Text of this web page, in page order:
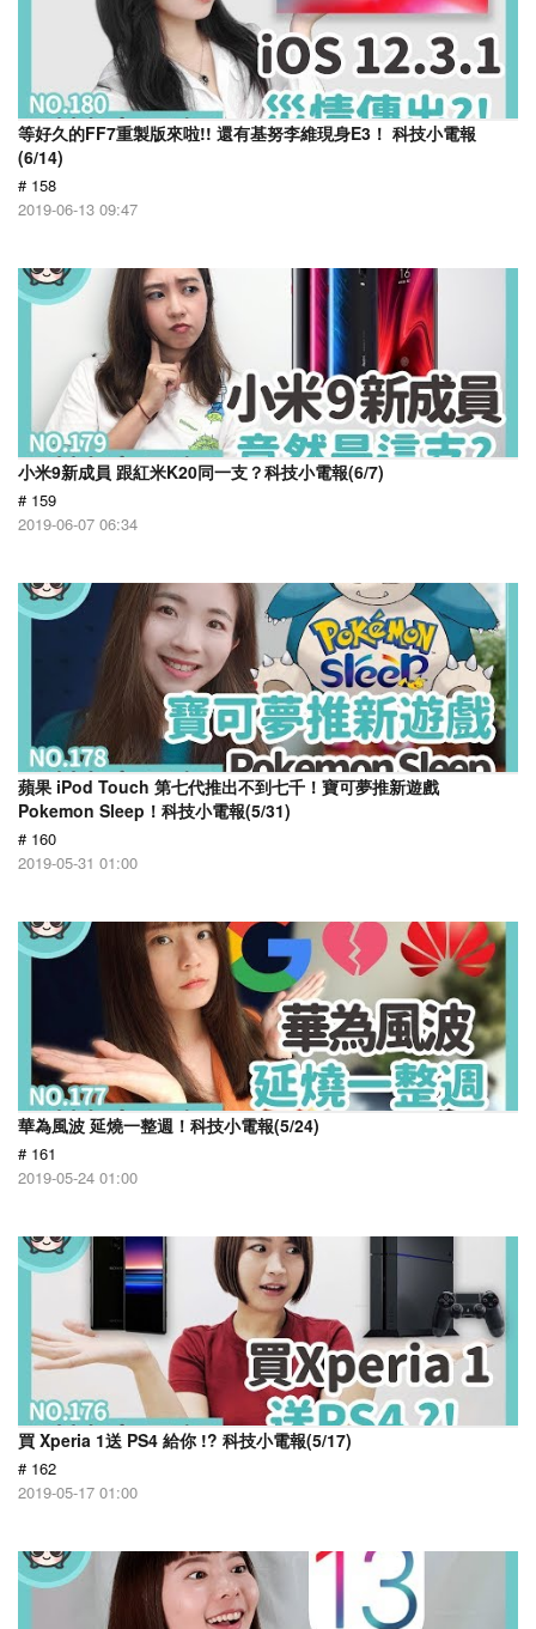
等好久的FF7重製版來啦!! 還有基努李維現身E3！ 科技小電報
(6/14)
# 158
2019-06-13 09:47
小米9新成員 跟紅米K20同一支？科技小電報(6/7)
# 159
2019-06-07 06:34
蘋果 iPod Touch 第七代推出不到七千！寶可夢推新遊戲
Pokemon Sleep！科技小電報(5/31)
# 160
2019-05-31 01:00
華為風波 延燒一整週！科技小電報(5/24)
# 161
2019-05-24 01:00
買 Xperia 1送 PS4 給你 !? 科技小電報(5/17)
# 162
2019-05-17 01:00